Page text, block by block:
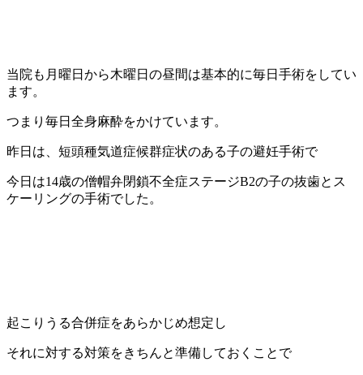
当院も月曜日から木曜日の昼間は基本的に毎日手術をしてい
ます。
つまり毎日全身麻酔をかけています。
昨日は、短頭種気道症候群症状のある子の避妊手術で
今日は14歳の僧帽弁閉鎖不全症ステージB2の子の抜歯とス
ケーリングの手術でした。
起こりうる合併症をあらかじめ想定し
それに対する対策をきちんと準備しておくことで